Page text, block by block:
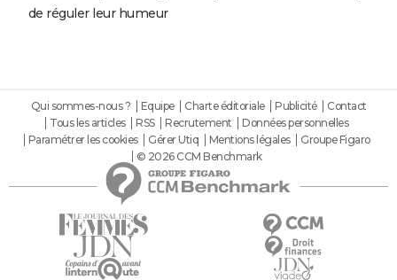
de réguler leur humeur
Qui sommes-nous ? Equipe Charte éditoriale Publicité
Contact
Tous les articles
RSS Recrutement
Données personnelles
Paramétrer les cookies
Gérer Utiq Mentions légales
Groupe Figaro
© 2026 CCM Benchmark